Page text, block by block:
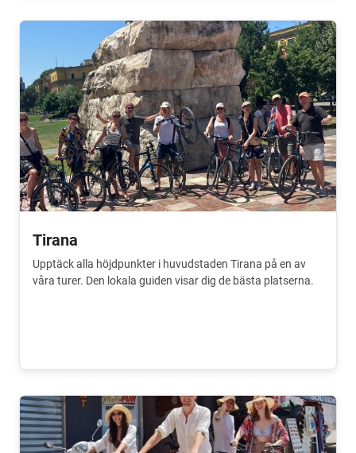
Tirana
Upptäck alla höjdpunkter i huvudstaden Tirana på en av
våra turer. Den lokala guiden visar dig de bästa platserna.